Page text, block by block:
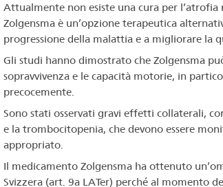
Attualmente non esiste una cura per l’atrofia
Zolgensma è un’opzione terapeutica
progressione della malattia e a migliorare la
Gli studi hanno dimostrato che Zolgensma
sopravvivenza e le capacità motorie, in
precocemente.
Sono stati osservati gravi effetti collaterali,
e la trombocitopenia, che devono essere
appropriato.
Il medicamento Zolgensma ha ottenuto
Svizzera (art. 9a LATer) perché al momento